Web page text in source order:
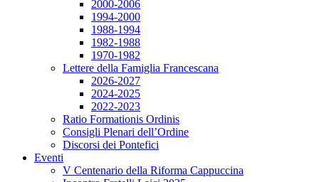
2000-2006
1994-2000
1988-1994
1982-1988
1970-1982
Lettere della Famiglia Francescana
2026-2027
2024-2025
2022-2023
Ratio Formationis Ordinis
Consigli Plenari dell’Ordine
Discorsi dei Pontefici
Eventi
V Centenario della Riforma Cappuccina